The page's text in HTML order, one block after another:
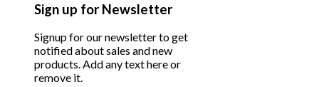
Sign up for Newsletter
Signup for our newsletter to get
notified about sales and new
products. Add any text here or
remove it.